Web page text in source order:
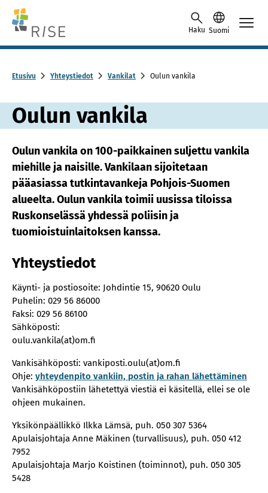
Skip to content -saavutettavuusohje
Haku Suomi
Etusivu Yhteystiedot Vankilat Oulun vankila
Oulun vankila
Oulun vankila on 100-paikkainen suljettu vankila
miehille ja naisille. Vankilaan sijoitetaan
pääasiassa tutkintavankeja Pohjois-Suomen
alueelta. Oulun vankila toimii uusissa tiloissa
Ruskonselässä yhdessä poliisin ja
tuomioistuinlaitoksen kanssa.
Yhteystiedot
Käynti- ja postiosoite: Johdintie 15, 90620 Oulu
Puhelin: 029 56 86000
Faksi: 029 56 86100
Sähköposti:
oulu.vankila(at)om.fi
Vankisähköposti: vankiposti.oulu(at)om.fi
Ohje: yhteydenpito vankiin, postin ja rahan lähettäminen
Vankisähköpostiin lähetettyä viestiä ei käsitellä, ellei se ole
ohjeen mukainen.
Yksikönpäällikkö Ilkka Lämsä, puh. 050 307 5364
Apulaisjohtaja Anne Mäkinen (turvallisuus), puh. 050 412
7952
Apulaisjohtaja Marjo Koistinen (toiminnot), puh. 050 305
5428